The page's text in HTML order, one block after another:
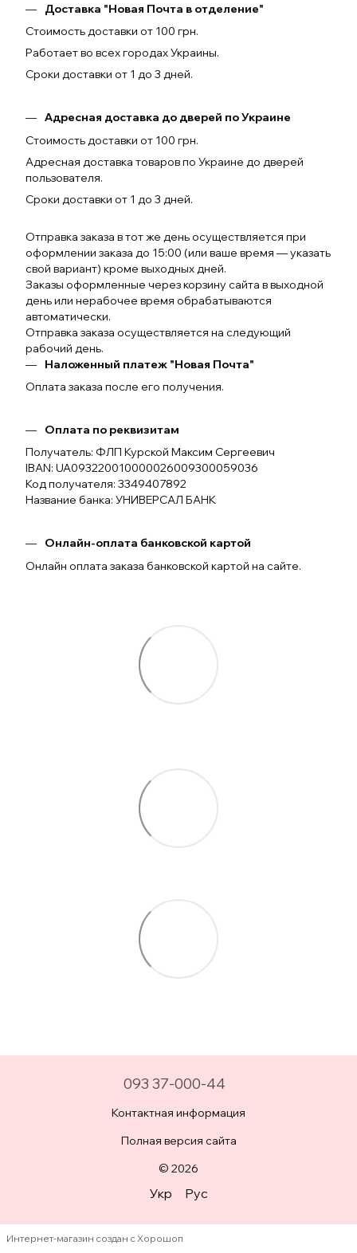
Доставка "Новая Почта в отделение"
Стоимость доставки от 100 грн.
Работает во всех городах Украины.
Сроки доставки от 1 до 3 дней.
Адресная доставка до дверей по Украине
Стоимость доставки от 100 грн.
Адресная доставка товаров по Украине до дверей
пользователя.
Сроки доставки от 1 до 3 дней.
Отправка заказа в тот же день осуществляется при
оформлении заказа до 15:00 (или ваше время — указать
свой вариант) кроме выходных дней.
Заказы оформленные через корзину сайта в выходной
день или нерабочее время обрабатываются
автоматически.
Отправка заказа осуществляется на следующий
рабочий день.
Наложенный платеж "Новая Почта"
Оплата заказа после его получения.
Оплата по реквизитам
Получатель: ФЛП Курской Максим Сергеевич
IBAN: UA093220010000026009300059036
Код получателя: 3349407892
Название банка: УНИВЕРСАЛ БАНК
Онлайн-оплата банковской картой
Онлайн оплата заказа банковской картой на сайте.
093 37-000-44
Контактная информация
Полная версия сайта
© 2026
Укр Рус
Интернет-магазин создан с Хорошоп